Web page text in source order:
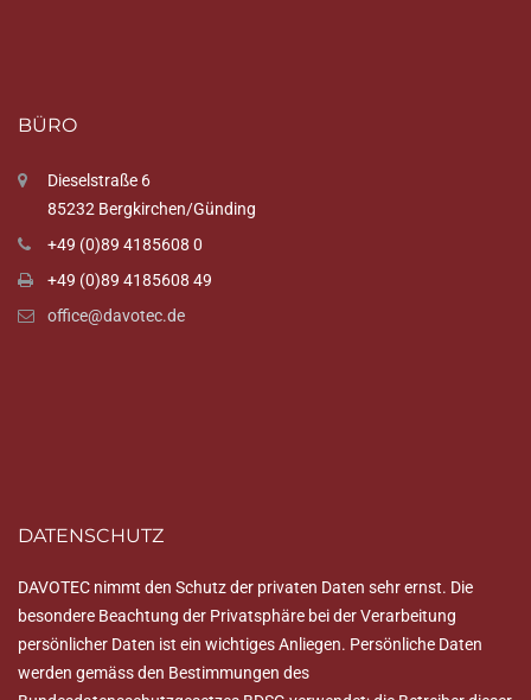
BÜRO
Dieselstraße 6
85232 Bergkirchen/Günding
+49 (0)89 4185608 0
+49 (0)89 4185608 49
office@davotec.de
DATENSCHUTZ
DAVOTEC nimmt den Schutz der privaten Daten sehr ernst. Die
besondere Beachtung der Privatsphäre bei der Verarbeitung
persönlicher Daten ist ein wichtiges Anliegen. Persönliche Daten
werden gemäss den Bestimmungen des